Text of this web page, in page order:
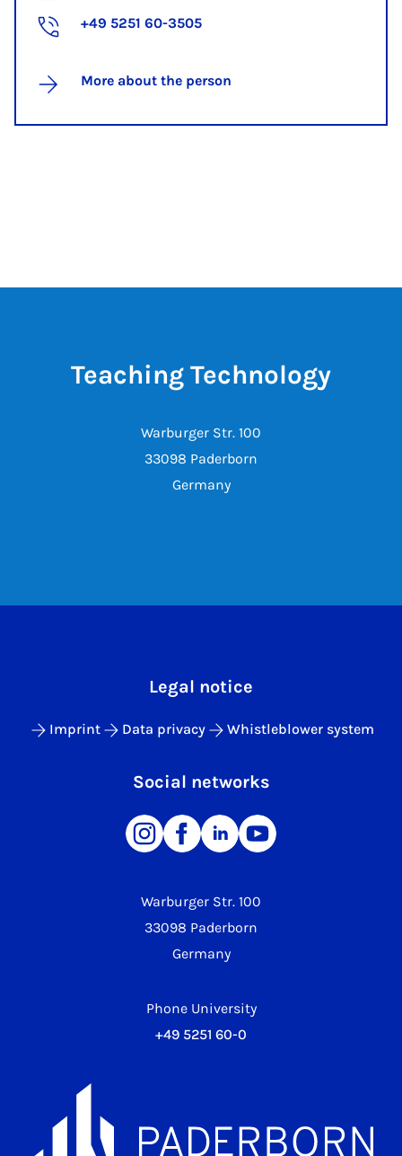
+49 5251 60-3505
More about the person
Teaching Technology
Warburger Str. 100
33098 Paderborn
Germany
Warburger Str. 100
33098 Paderborn
Germany
Phone University
+49 5251 60-0
Legal notice
Imprint Data privacy Whistleblower system
Social networks